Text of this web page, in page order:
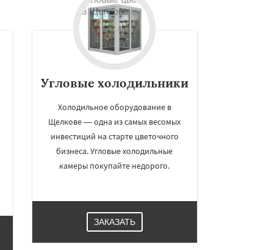
Угловые холодильники
Холодильное оборудование в
Щелкове ― одна из самых весомых
инвестиций на старте цветочного
бизнеса. Угловые холодильные
камеры покупайте недорого.
ЗАКАЗАТЬ